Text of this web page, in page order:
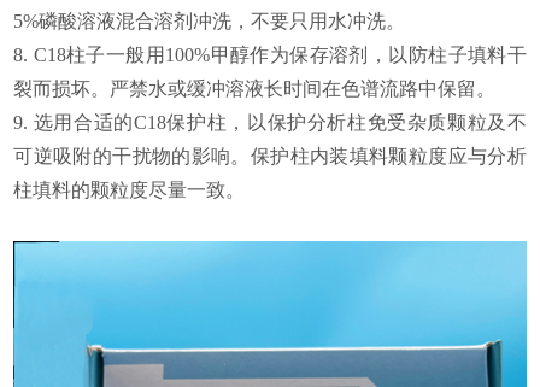
5%磷酸溶液混合溶剂冲洗，不要只用水冲洗。
8. C18柱子一般用100%甲醇作为保存溶剂，以防柱子填料干
裂而损坏。严禁水或缓冲溶液长时间在色谱流路中保留。
9. 选用合适的C18保护柱，以保护分析柱免受杂质颗粒及不
可逆吸附的干扰物的影响。保护柱内装填料颗粒度应与分析
柱填料的颗粒度尽量一致。